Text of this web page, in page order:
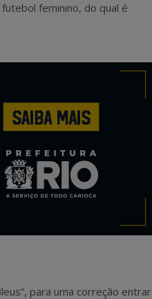
feminino, do qual é
para uma correção entrar